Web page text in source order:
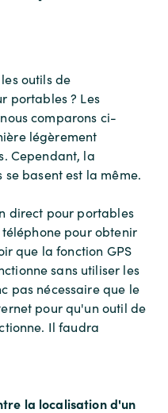
outils de
portables ? Les
comparons ci-
légèrement
Cependant, la
basent est la même.
direct pour portables
pour obtenir
que la fonction GPS
sans utiliser les
pas nécessaire que le
pour qu'un outil de
Il faudra
la localisation d'un